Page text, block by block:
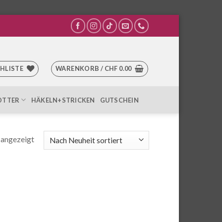
WARENKORB / CHF 0.00
HÄKELN+STRICKEN GUTSCHEIN
Nach
Aktualität